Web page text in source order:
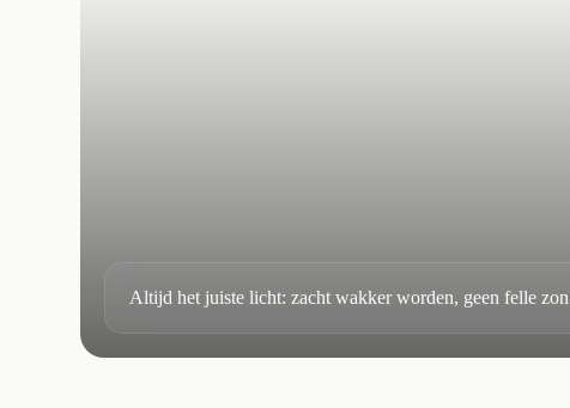
Altijd het juiste licht: zacht wakker worden, geen felle zon